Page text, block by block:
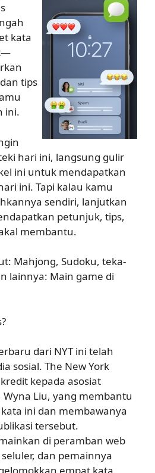
kata
tips
ini.
hari ini, langsung gulir
ini untuk mendapatkan
ini. Tapi kalau kamu
sendiri, lanjutkan
petunjuk, tips,
membantu.
Mahjong, Sudoku, teka-
lainnya: Main game di
dari NYT ini telah
sosial. The New York
kepada asosiat
Liu, yang membantu
ini dan membawanya
tersebut.
di peramban web
dan pemainnya